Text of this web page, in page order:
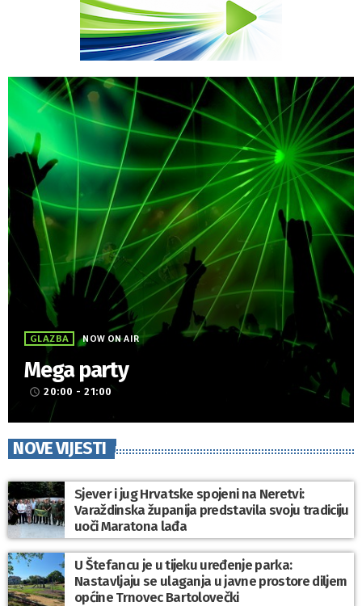
GLAZBA NOW ON AIR
Mega party
access_time 20:00 - 21:00
NOVE VIJESTI
Sjever i jug Hrvatske spojeni na Neretvi:
Varaždinska županija predstavila svoju tradiciju
uoči Maratona lađa
U Štefancu je u tijeku uređenje parka:
Nastavljaju se ulaganja u javne prostore diljem
općine Trnovec Bartolovečki